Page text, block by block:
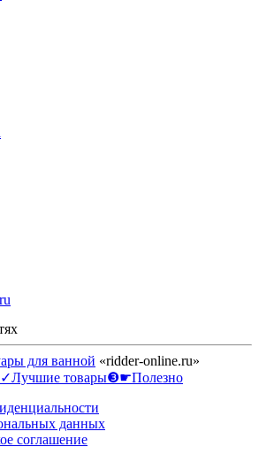
для ванной «ridder-online.ru»
товары❸☛Полезно
данных
соглашение